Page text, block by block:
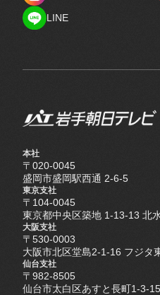
LINE
本社
〒020-0045
盛岡市盛岡駅西通 2-6-5
東京支社
〒104-0045
東京都中央区築地 1-13-13 北
大阪支社
〒530-0003
大阪市北区堂島2-1-16 フジタ
仙台支社
〒982-8505
仙台市太白区あすと長町1-3-